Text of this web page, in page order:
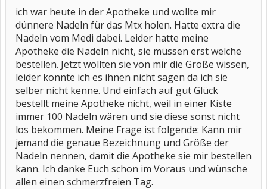
ich war heute in der Apotheke und wollte mir
dünnere Nadeln für das Mtx holen. Hatte extra die
Nadeln vom Medi dabei. Leider hatte meine
Apotheke die Nadeln nicht, sie müssen erst welche
bestellen. Jetzt wollten sie von mir die Größe wissen,
leider konnte ich es ihnen nicht sagen da ich sie
selber nicht kenne. Und einfach auf gut Glück
bestellt meine Apotheke nicht, weil in einer Kiste
immer 100 Nadeln wären und sie diese sonst nicht
los bekommen. Meine Frage ist folgende: Kann mir
jemand die genaue Bezeichnung und Größe der
Nadeln nennen, damit die Apotheke sie mir bestellen
kann. Ich danke Euch schon im Voraus und wünsche
allen einen schmerzfreien Tag.